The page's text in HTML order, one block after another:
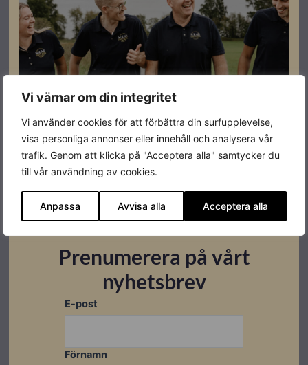
Vi värnar om din integritet
Vi använder cookies för att förbättra din surfupplevelse,
visa personliga annonser eller innehåll och analysera vår
trafik. Genom att klicka på "Acceptera alla" samtycker du
till vår användning av cookies.
Anpassa Avvisa alla Acceptera alla
Höjd
Batteriförberedd NEJ
Vikt 87
Effekt 125 kW
Produktgaranti 5 år
Antal MPPT 12
Färg Vit
Varumärke Sungrow
Datablad
Kompabiliteter
Prenumerera på vårt
nyhetsbrev
E-post
Förnamn